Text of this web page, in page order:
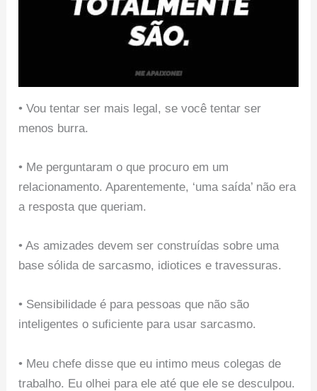
• Vou tentar ser mais legal, se você tentar ser
menos burra.
• Me perguntaram o que procuro em um
relacionamento. Aparentemente, ‘uma saída’ não era
a resposta que queriam.
• As amizades devem ser construídas sobre uma
base sólida de sarcasmo, idiotices e travessuras.
• Sensibilidade é para pessoas que não são
inteligentes o suficiente para usar sarcasmo.
• Meu chefe disse que eu intimo meus colegas de
trabalho. Eu olhei para ele até que ele se desculpou.